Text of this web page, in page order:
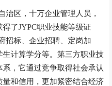
治区，十万企业管理人员，
得了JYPC职业技能等级证
招标、企业招聘、定岗加
计算学分等。第三方职业技
，它通过竞争取得社会承认
和信用，更加紧密结合经济